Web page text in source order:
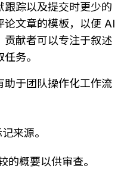
跟踪以及提交时更少的
论文章的模板，以便 AI
贡献者可以专注于叙述
务。
助于团队操作化工作流
来源。
的概要以供审查。